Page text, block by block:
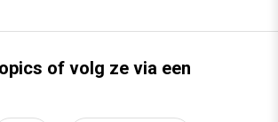
of volg ze via een